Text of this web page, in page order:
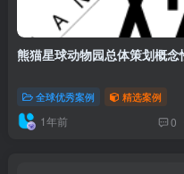
熊猫星球动物园总体策划概念
全球优秀案例 精选案例
1年前 0